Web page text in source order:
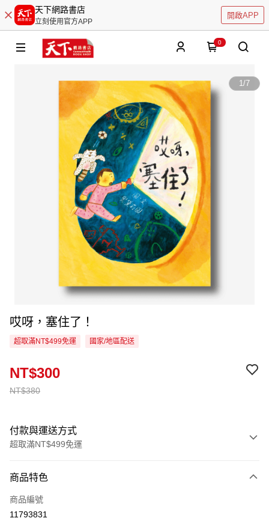
天下網路書店
立刻使用官方APP
開啟APP
0
1/7
哎呀，塞住了！
超取滿NT$499免運 國家/地區配送
NT$380
NT$300
付款與運送方式
超取滿NT$499免運
信用卡一次付款
超商取貨付款
商品特色
商品編號
11793831